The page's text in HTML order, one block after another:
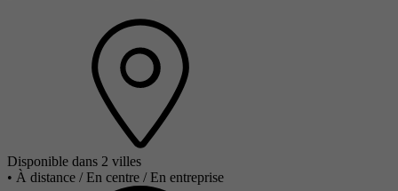
Disponible dans 2 villes
• À distance / En centre / En entreprise